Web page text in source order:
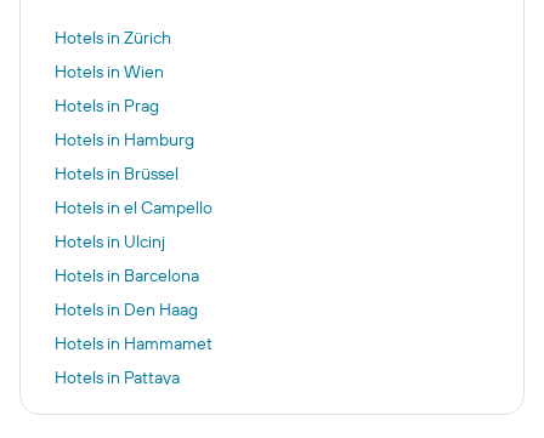
Hotels in Zürich
Hotels in Wien
Hotels in Prag
Hotels in Hamburg
Hotels in Brüssel
Hotels in el Campello
Hotels in Ulcinj
Hotels in Barcelona
Hotels in Den Haag
Hotels in Hammamet
Hotels in Pattaya
Hotels in Stuttgart